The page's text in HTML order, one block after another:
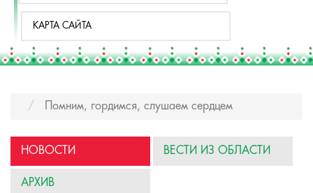
КАРТА САЙТА
Помним, гордимся, слушаем сердцем
НОВОСТИ ВЕСТИ ИЗ ОБЛАСТИ
АРХИВ